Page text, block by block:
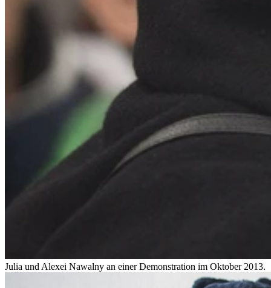
Julia und Alexei Nawalny an einer Demonstration im Oktober 2013.